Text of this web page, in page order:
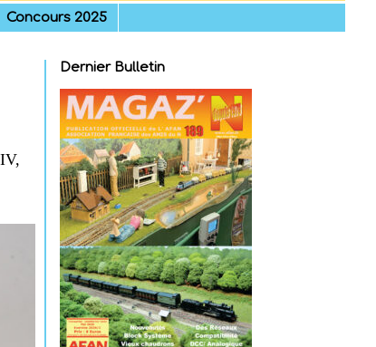
Concours 2025
Dernier Bulletin